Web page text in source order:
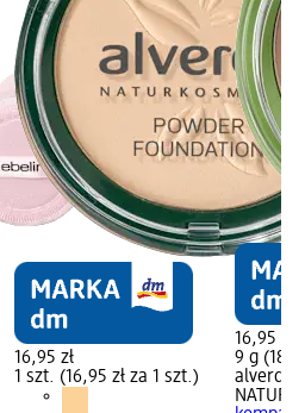
16,95 zł
1 szt. (16,95 zł za 1 szt.)
16,95 zł
9 g
alverde